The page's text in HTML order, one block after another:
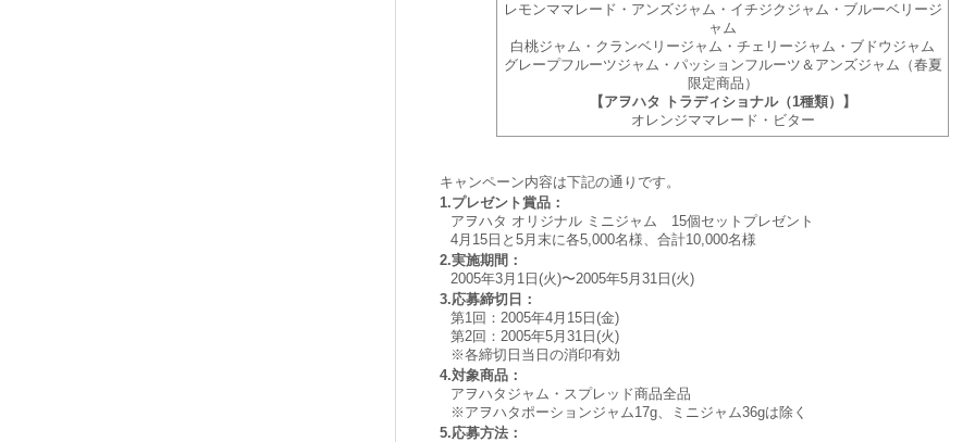
レモンママレード・アンズジャム・イチジクジャム・ブルーベリージ
ャム
白桃ジャム・クランベリージャム・チェリージャム・ブドウジャム
グレープフルーツジャム・パッションフルーツ＆アンズジャム（春夏
限定商品）
【アヲハタ トラディショナル（1種類）】
オレンジママレード・ビター
キャンペーン内容は下記の通りです。
1.プレゼント賞品：
アヲハタ オリジナル ミニジャム 15個セットプレゼント
4月15日と5月末に各5,000名様、合計10,000名様
2.実施期間：
2005年3月1日(火)〜2005年5月31日(火)
3.応募締切日：
第1回：2005年4月15日(金)
第2回：2005年5月31日(火)
※各締切日当日の消印有効
4.対象商品：
アヲハタジャム・スプレッド商品全品
※アヲハタポーションジャム17g、ミニジャム36gは除く
5.応募方法：